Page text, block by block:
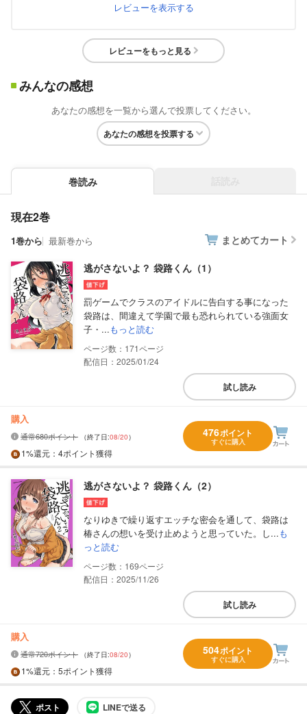
レビューを表示する
レビューをもっと見る
みんなの感想
あなたの感想を一覧から選んで投票してください。
あなたの感想を投票する
巻読み
現在2巻
1巻から 最新巻から まとめてカート
逃がさないよ？ 袋路くん（1）
罰ゲームでクラスのアイドルに告白する事になった
袋路は、間違えて学園で最も恐れられている強面女
子・...もっと読む
171
配信日：2025/01/24
試し読み
購入
通常680ポイント （終了日:08/20）
1%還元 ：4ポイント獲得
476ポイント
すぐに購入
逃がさないよ？ 袋路くん（2）
なりゆきで繰り返すエッチな密会を通して、袋路は
椿さんの想いを受け止めようと思っていた。し...も
っと読む
169
配信日：2025/11/26
試し読み
購入
通常720ポイント （終了日:08/20）
1%還元 ：5ポイント獲得
504ポイント
すぐに購入
ポスト LINEで送る